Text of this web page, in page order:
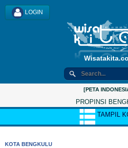
LOGIN
[PETA
PROPINSI
TAMPIL
KOTA BENGKULU